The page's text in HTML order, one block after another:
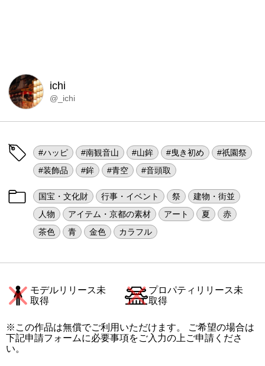
ichi
@_ichi
#ハッピ #南観音山 #山鉾 #曳き初め
#祇園祭
#装飾品
#鉾 #青空 #音頭取
国宝・文化財 行事・イベント 祭
建物・街並
人物
アイテム・京都の素材 アート 夏
赤
茶色
青 金色 カラフル
モデルリリース未
取得
プロパティリリース未
取得
※この作品は無償でご利用いただけます。 ご希望の場合は
下記申請フォームに必要事項をご入力の上ご申請くださ
い。